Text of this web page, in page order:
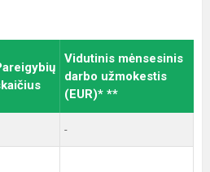
Vidutinis mėnsesinis
darbo užmokestis
(EUR)* **
-